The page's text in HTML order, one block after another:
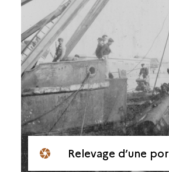
Relevage d’une portion d’épave